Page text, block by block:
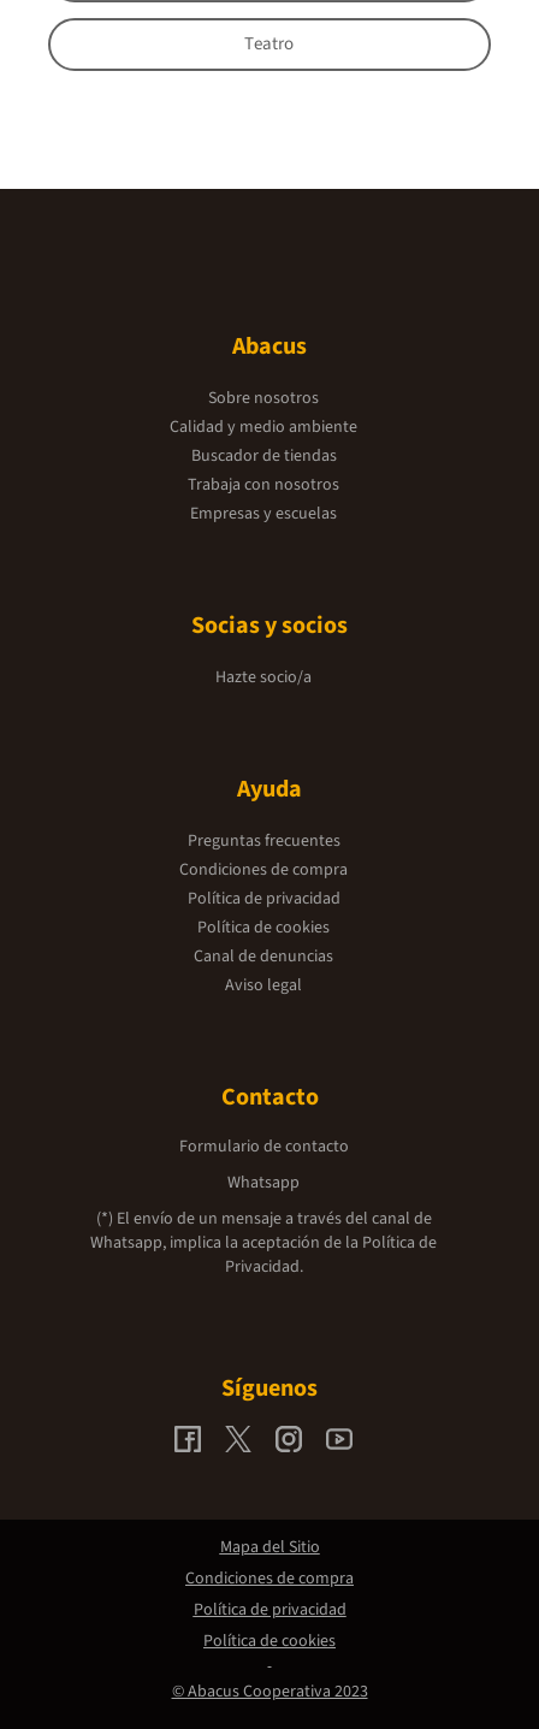
Teatro
Abacus
Sobre nosotros
Calidad y medio ambiente
Buscador de tiendas
Trabaja con nosotros
Empresas y escuelas
Socias y socios
Hazte socio/a
Ayuda
Preguntas frecuentes
Condiciones de compra
Política de privacidad
Política de cookies
Canal de denuncias
Aviso legal
Contacto
Formulario de contacto
Whatsapp
(*) El envío de un mensaje a través del canal de
Whatsapp, implica la aceptación de la Política de
Privacidad.
Síguenos
© Abacus Cooperativa 2023
Mapa del Sitio
Condiciones de compra
Política de privacidad
Política de cookies